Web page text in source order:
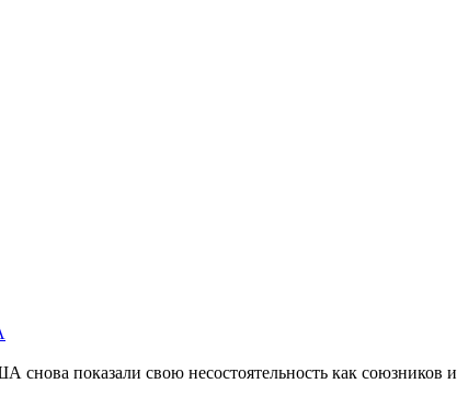
показали свою несостоятельность как союзников и